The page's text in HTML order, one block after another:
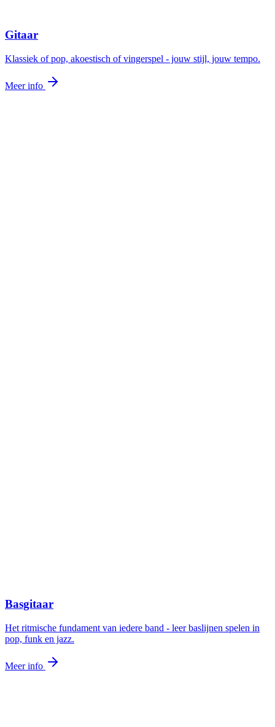
Gitaar
Klassiek of pop, akoestisch of vingerspel - jouw stijl, jouw tempo.
Meer info
Basgitaar
Het ritmische fundament van iedere band - leer baslijnen spelen in
pop, funk en jazz.
Meer info